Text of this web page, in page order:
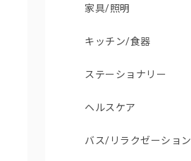
家具/照明
キッチン/食器
ステーショナリー
ヘルスケア
バス/リラクゼーション